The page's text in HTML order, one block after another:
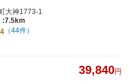
大神1773-1
:7.5km
（44件）
39,840円